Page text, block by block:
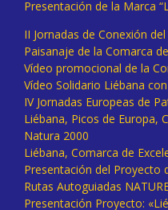
Presentación de la Marca
II Jornadas de Conexión
Paisanaje de la Comarca
Vídeo promocional de la
Vídeo Solidario Liébana
IV Jornadas Europeas de
Liébana, Picos de Europa,
Natura 2000
Liébana, Comarca de
Presentación del Proyecto
Rutas Autoguiadas
Presentación Proyecto: